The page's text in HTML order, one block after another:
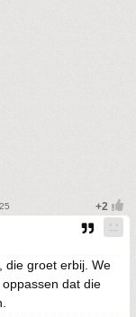
die groet erbij. We
dat die